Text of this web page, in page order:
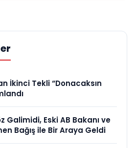
İkinci Tekli “Donacaksın
Galimidi, Eski AB Bakanı ve
Bağış ile Bir Araya Geldi